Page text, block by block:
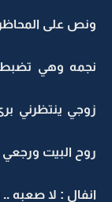
ونص على
نجمه وهي تضبط
زوجي ينتظرني
روح البيت
انفال : لا صعبه ..